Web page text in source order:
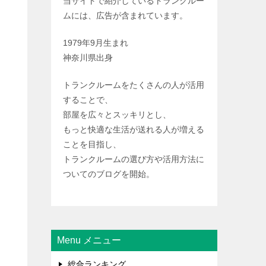
ムには、広告が含まれています。
1979年9月生まれ
神奈川県出身
トランクルームをたくさんの人が活用
することで、
部屋を広々とスッキリとし、
もっと快適な生活が送れる人が増える
ことを目指し、
トランクルームの選び方や活用方法に
ついてのブログを開始。
Menu メニュー